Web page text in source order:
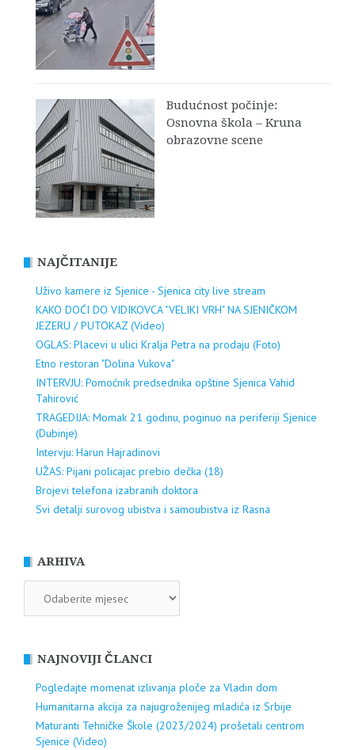
Budućnost počinje:
Osnovna škola – Kruna
obrazovne scene
NAJČITANIJE
Uživo kamere iz Sjenice - Sjenica city live stream
KAKO DOĆI DO VIDIKOVCA "VELIKI VRH" NA SJENIČKOM
JEZERU / PUTOKAZ (Video)
OGLAS: Placevi u ulici Kralja Petra na prodaju (Foto)
Etno restoran "Dolina Vukova"
INTERVJU: Pomoćnik predsednika opštine Sjenica Vahid
Tahirović
TRAGEDIJA: Momak 21 godinu, poginuo na periferiji Sjenice
(Dubinje)
Intervju: Harun Hajradinovi
UŽAS: Pijani policajac prebio dečka (18)
Brojevi telefona izabranih doktora
Svi detalji surovog ubistva i samoubistva iz Rasna
ARHIVA
NAJNOVIJI ČLANCI
Pogledajte momenat izlivanja ploče za Vladin dom
Humanitarna akcija za najugroženijeg mladića iz Srbije
Maturanti Tehničke Škole (2023/2024) prošetali centrom
Sjenice (Video)